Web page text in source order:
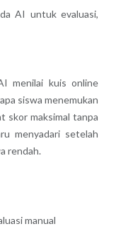
AI untuk evaluasi,
menilai kuis online
siswa menemukan
skor maksimal tanpa
menyadari setelah
rendah.
manual